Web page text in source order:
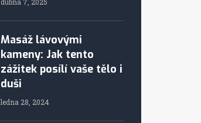
Masáž lávovými
kameny: Jak tento
zážitek posílí vaše tělo i
duši
ledna 28, 2024